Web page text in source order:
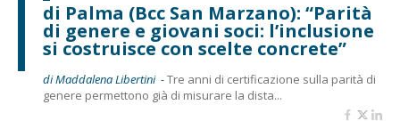
di Palma (Bcc San Marzano): “Parità
di genere e giovani soci: l’inclusione
si costruisce con scelte concrete”
di Maddalena Libertini -Tre anni di certificazione sulla parità di
genere permettono già di misurare la dista...